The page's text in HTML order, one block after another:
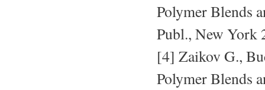
Polymer Blends
Publ., New York
[4] Zaikov G.,
Polymer Blends